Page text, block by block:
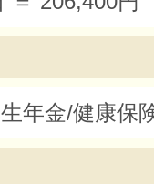
年金/健康保